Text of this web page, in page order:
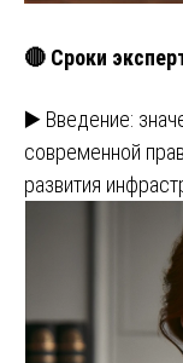
🔴 Сроки
▶️ Введение:
современной
развития